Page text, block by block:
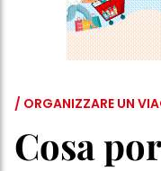
/ ORGANIZZARE UN
Cosa